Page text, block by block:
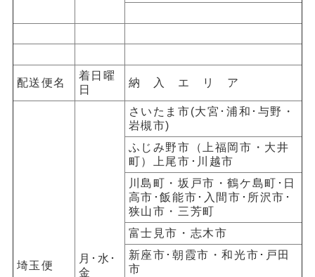
配送便名
着日曜
日
納 入 エ リ ア
埼玉便
月･水･
金
さいたま市(大宮･浦和･与野・
岩槻市)
ふじみ野市（上福岡市・大井
町）上尾市･川越市
川島町・坂戸市・鶴ケ島町･日
高市･飯能市･入間市･所沢市･
狭山市・三芳町
富士見市・志木市
新座市･朝霞市・和光市･戸田
市